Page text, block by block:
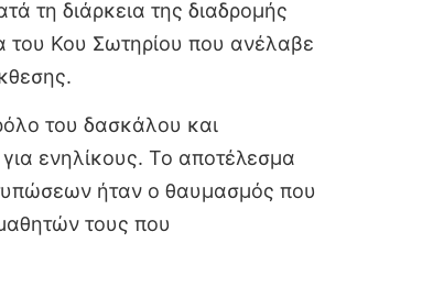
τη διάρκεια της διαδρομής
του Κου Σωτηρίου που ανέλαβε
του δασκάλου και
ενηλίκους. Το αποτέλεσμα
ήταν ο θαυμασμός που
τους που